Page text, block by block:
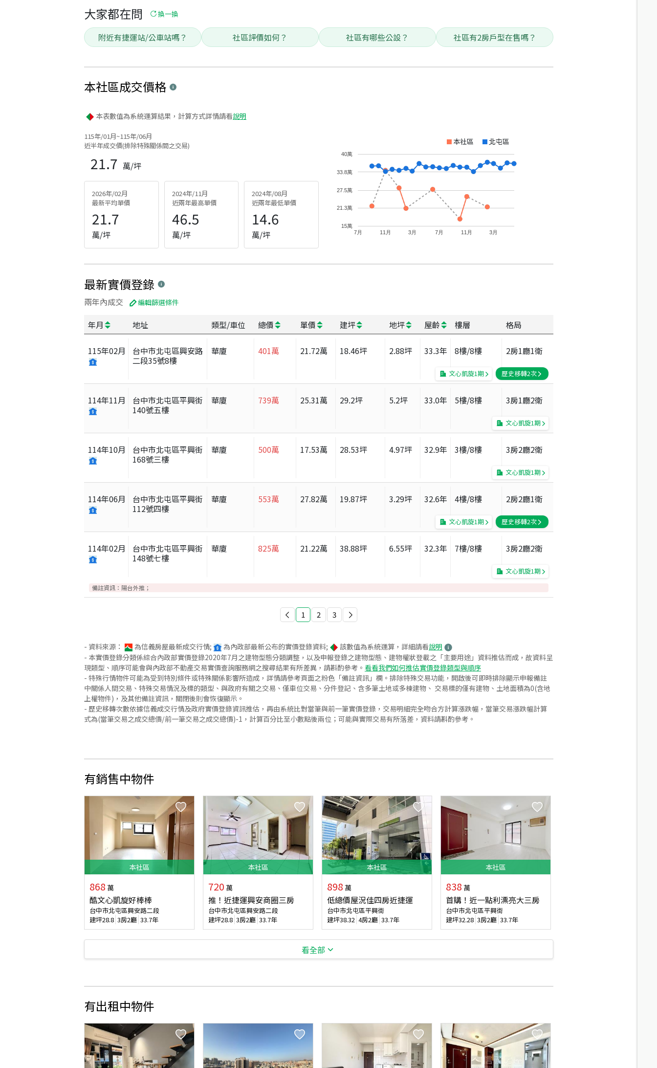
大家都在問 換一換
附近有捷運站/公車站嗎？ 社區評價如何？ 社區有哪些公設？ 社區有2房戶型在售嗎？
本社區成交價格
本表數值為系統運算結果，計算方式詳情請看說明
115年/01月~115年/06月
近半年成交價(排除特殊關係間之交易)
21.7 萬/坪
2026年/02月
最新平均單價
21.7
萬/坪
2024年/11月
近兩年最高單價
46.5
萬/坪
2024年/08月
近兩年最低單價
14.6
萬/坪
本社區 北屯區
7月 11月 3月 7月 11月 3月
15萬
21.3萬
27.5萬
33.8萬
40萬
最新實價登錄
兩年內成交 編輯篩選條件
年月 地址 類型/車位 總價 單價 建坪 地坪 屋齡 樓層 格局
115年02月
台中市北屯區興安路
二段35號8樓
華廈 401萬 21.72萬 18.46坪 2.88坪 33.3年 8樓/8樓 2房1廳1衛
文心凱旋1期 歷史移轉2次
114年11月
台中市北屯區平興街
140號五樓
華廈 739萬 25.31萬 29.2坪 5.2坪 33.0年 5樓/8樓 3房1廳2衛
文心凱旋1期
114年10月
台中市北屯區平興街
168號三樓
華廈 500萬 17.53萬 28.53坪 4.97坪 32.9年 3樓/8樓 3房2廳2衛
文心凱旋1期
114年06月
台中市北屯區平興街
112號四樓
華廈 553萬 27.82萬 19.87坪 3.29坪 32.6年 4樓/8樓 2房2廳1衛
文心凱旋1期 歷史移轉2次
114年02月
台中市北屯區平興街
148號七樓
華廈 825萬 21.22萬 38.88坪 6.55坪 32.3年 7樓/8樓 3房2廳2衛
文心凱旋1期
備註資訊： 陽台外推；
1 2 3
- 資料來源： 為信義房屋最新成交行情; 為內政部最新公布的實價登錄資料; 該數值為系統運算，詳細請看說明
- 本實價登錄分類係綜合內政部實價登錄2020年7月之建物型態分類調整，以及申報登錄之建物型態、建物權狀登載之「主要用途」資料推估而成，故資料呈
現類型、順序可能會與內政部不動產交易實價查詢服務網之搜尋結果有所差異，請斟酌參考。 看看我們如何推估實價登錄類型與順序
- 特殊行情物件可能為受到特別條件或特殊關係影響所造成，詳情請參考頁面之粉色「備註資訊」欄。排除特殊交易功能，開啟後可即時排除顯示申報備註
中關係人間交易、特殊交易情況及標的類型、與政府有關之交易、僅車位交易、分件登記、含多筆土地或多棟建物、 交易標的僅有建物、土地面積為0(含地
上權物件)，及其他備註資訊，關閉後則會恢復顯示。
- 歷史移轉次數依據信義成交行情及政府實價登錄資訊推估，再由系統比對當筆與前一筆實價登錄，交易明細完全吻合方計算漲跌幅，當筆交易漲跌幅計算
式為(當筆交易之成交總價/前一筆交易之成交總價)-1，計算百分比至小數點後兩位；可能與實際交易有所落差，資料請斟酌參考。
有銷售中物件
本社區
868 萬
酷文心凱旋好棒棒
台中市北屯區興安路二段
建坪28.8 3房2廳 33.7年
本社區
720 萬
推！近捷運興安商圈三房
台中市北屯區興安路二段
建坪28.8 3房2廳 33.7年
本社區
898 萬
低總價屋況佳四房近捷運
台中市北屯區平興街
建坪38.32 4房2廳 33.7年
本社區
838 萬
首購！近一點利漂亮大三房
台中市北屯區平興街
建坪32.28 3房2廳 33.7年
看全部
有出租中物件